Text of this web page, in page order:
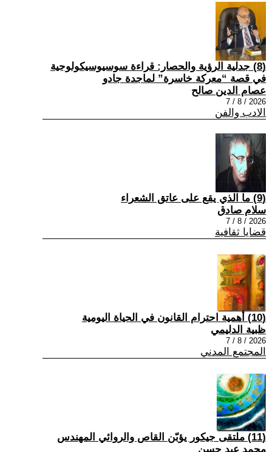
(8) جدلية الرؤية والحصار: قراءة سوسيوسيكولوجية
في قصة “معركة خاسرة” لماجدة جادو
عصام الدين صالح
2026 / 8 / 7
الادب والفن
(9) ما الذي يقع على عاتق الشعراء
سلام صادق
2026 / 8 / 7
قضايا ثقافية
(10) أهمية احترام القانون في الحياة اليومية
ظبية الدليمي
2026 / 8 / 7
المجتمع المدني
(11) ملتقى جيكور يؤبّن القاص والروائي المهندس
محمد عبد حسن